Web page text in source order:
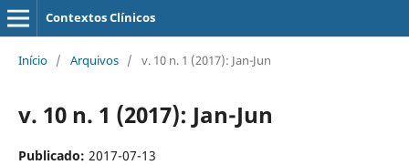
Contextos Clínicos
Início / Arquivos / v. 10 n. 1 (2017): Jan-Jun
v. 10 n. 1 (2017): Jan-Jun
Publicado: 2017-07-13